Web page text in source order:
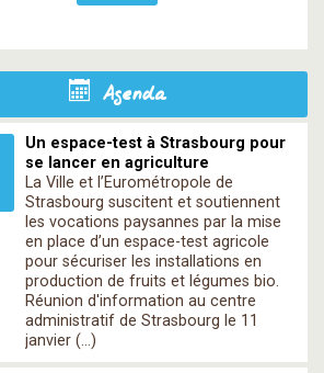
Agenda
Un espace-test à Strasbourg pour
se lancer en agriculture
La Ville et l’Eurométropole de
Strasbourg suscitent et soutiennent
les vocations paysannes par la mise
en place d’un espace-test agricole
pour sécuriser les installations en
production de fruits et légumes bio.
Réunion d'information au centre
administratif de Strasbourg le 11
janvier (…)